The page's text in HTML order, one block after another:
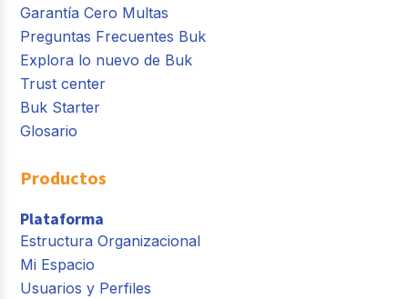
Garantía Cero Multas
Preguntas Frecuentes Buk
Explora lo nuevo de Buk
Trust center
Buk Starter
Glosario
Productos
Plataforma
Estructura Organizacional
Mi Espacio
Usuarios y Perfiles